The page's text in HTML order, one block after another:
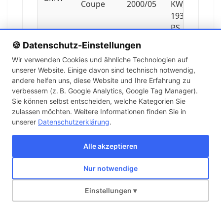
🍪 Datenschutz-Einstellungen
Wir verwenden Cookies und ähnliche Technologien auf
unserer Website. Einige davon sind technisch notwendig,
andere helfen uns, diese Website und Ihre Erfahrung zu
verbessern (z. B. Google Analytics, Google Tag Manager).
Sie können selbst entscheiden, welche Kategorien Sie
zulassen möchten. Weitere Informationen finden Sie in
unserer Datenschutzerklärung.
Alle akzeptieren
Nur notwendige
Einstellungen ▾
Coupe
2000/05
KW,
193
PS
BMW
Z3
Coupe
2000/06-
2003/06
ccm,
170
KW,
231
PS
BMW
Coupe
2003/06
343
Über unsKontaktVersandImpressumAGBWiderruf
Copyright © 2026 KFZ-STORE v2.0